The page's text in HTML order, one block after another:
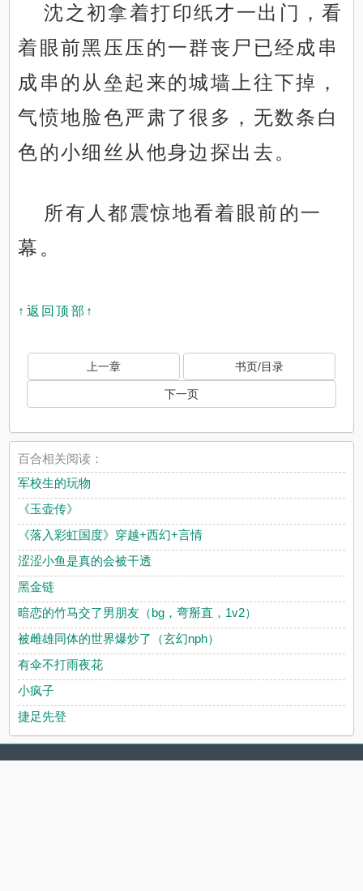
沈之初拿着打印纸才一出门，看
着眼前黑压压的一群丧尸已经成串
成串的从垒起来的城墙上往下掉，
气愤地脸色严肃了很多，无数条白
色的小细丝从他身边探出去。
所有人都震惊地看着眼前的一
幕。
↑返回顶部↑
上一章 书页/目录
下一页
百合相关阅读：
军校生的玩物
《玉壶传》
《落入彩虹国度》穿越+西幻+言情
涩涩小鱼是真的会被干透
黑金链
暗恋的竹马交了男朋友（bg，弯掰直，1v2）
被雌雄同体的世界爆炒了（玄幻nph）
有伞不打雨夜花
小疯子
捷足先登